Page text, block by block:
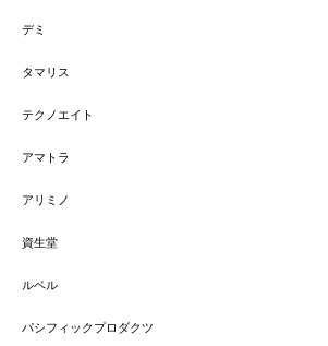
デミ
タマリス
テクノエイト
アマトラ
アリミノ
資生堂
ルベル
パシフィックプロダクツ